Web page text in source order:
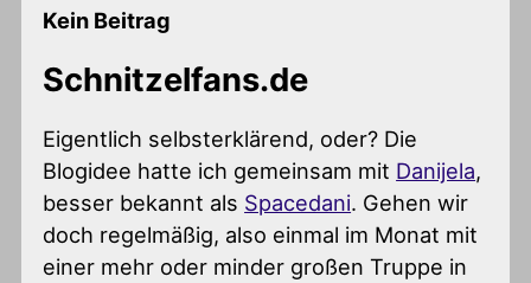
Kein Beitrag
Schnitzelfans.de
Eigentlich selbsterklärend, oder? Die
Blogidee hatte ich gemeinsam mit Danijela,
besser bekannt als Spacedani. Gehen wir
doch regelmäßig, also einmal im Monat mit
einer mehr oder minder großen Truppe in